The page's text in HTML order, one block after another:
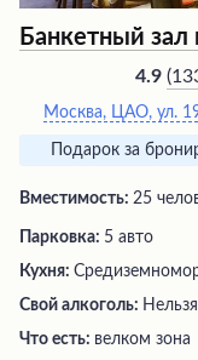
Банкетный зал
4.9 (
Москва, ЦАО, ул.
Подарок за
Вместимость: 25
Парковка: 5 авто
Кухня:
Свой алкоголь:
Что есть: велком зона